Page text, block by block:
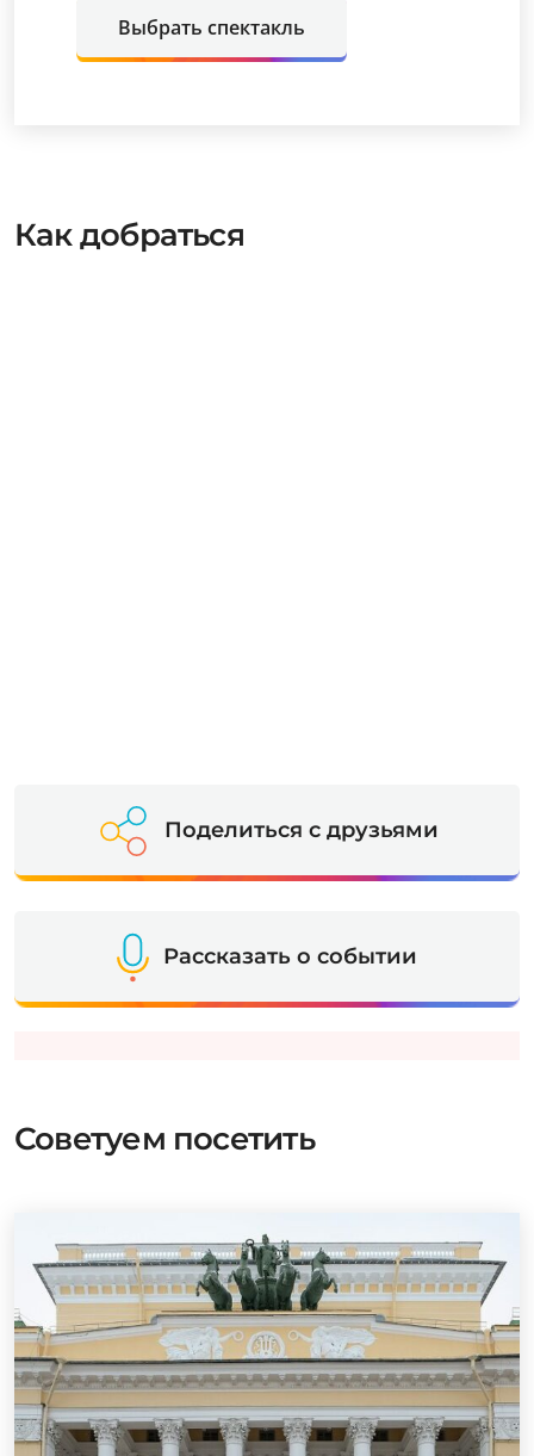
Выбрать спектакль
Как добраться
Поделиться с друзьями
Рассказать о событии
Советуем посетить